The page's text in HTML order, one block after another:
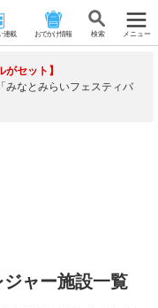
連載 おでかけ情報 検 索 メニュー
がセット】
みなとみらいフェスティバ
ャー施設一覧